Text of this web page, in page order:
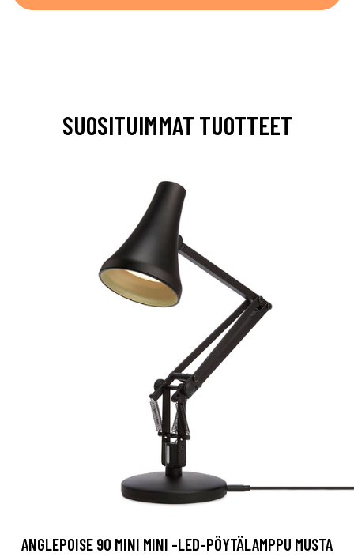
SUOSITUIMMAT TUOTTEET
ANGLEPOISE 90 MINI MINI -LED-PÖYTÄLAMPPU MUSTA